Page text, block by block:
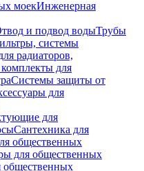
моекИнженерная
и подвод водыТрубы
системы
радиаторов,
для
Системы защиты от
для
для
Сантехника для
общественных
для общественных
общественных